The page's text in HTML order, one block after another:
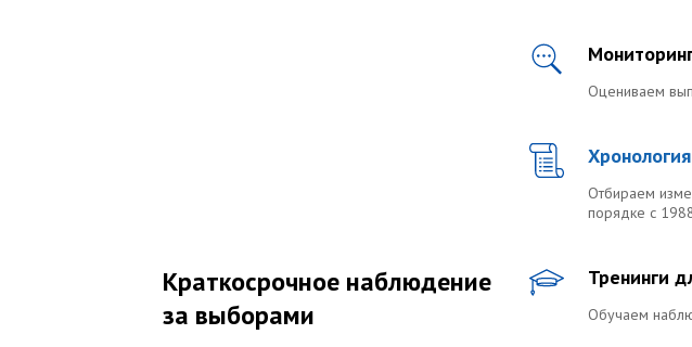
Оцениваем
Отбираем
порядке с
Краткосрочное наблюдение
за выборами
Тренинги
Обучаем